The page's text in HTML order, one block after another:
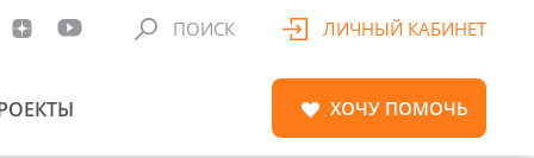
ПОИСК ЛИЧНЫЙ КАБИНЕТ
ХОЧУ ПОМОЧЬ